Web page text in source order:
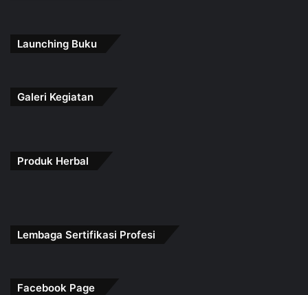
Launching Buku
Galeri Kegiatan
Produk Herbal
Lembaga Sertifikasi Profesi
Facebook Page